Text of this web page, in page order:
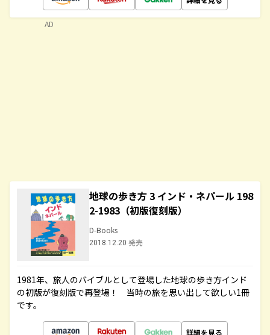
地球の歩き方 3 インド・ネパール 198
2-1983（初版復刻版）
D-Books
2018.12.20 発売
1981年、旅人のバイブルとして登場した地球の歩き方インド
の初版が復刻版で再登場！ 当時の旅を思い出して欲しい1冊
です。
詳細を見る
AD